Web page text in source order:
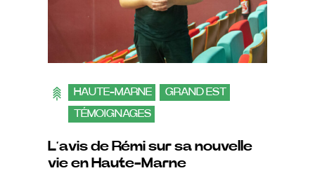
HAUTE-MARNE
GRAND EST
TÉMOIGNAGES
L’avis de Rémi sur sa nouvelle
vie en Haute-Marne